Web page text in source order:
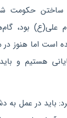
ساختن حکومت
علی(ع) بود،
است اما هنوز
هستیم و
باید در عمل به